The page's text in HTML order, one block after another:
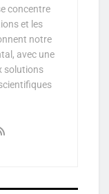
concentre
et les
notre
avec une
solutions